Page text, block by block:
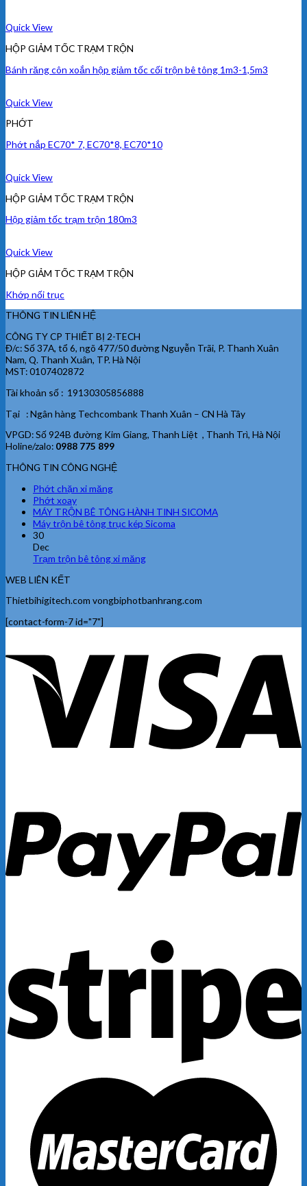
Quick View
HỘP GIẢM TỐC TRẠM TRỘN
Bánh răng côn xoắn hộp giảm tốc cối trộn bê tông 1m3-1,5m3
Quick View
PHỚT
Phớt nắp EC70* 7, EC70*8, EC70*10
Quick View
HỘP GIẢM TỐC TRẠM TRỘN
Hộp giảm tốc trạm trộn 180m3
Quick View
HỘP GIẢM TỐC TRẠM TRỘN
Khớp nối trục
THÔNG TIN LIÊN HỆ
CÔNG TY CP THIẾT BỊ 2-TECH
Đ/c: Số 37A, tổ 6, ngõ 477/50 đường Nguyễn Trãi, P. Thanh Xuân
Nam, Q. Thanh Xuân, TP. Hà Nội
MST: 0107402872
Tài khoản số : 19130305856888
Tại : Ngân hàng Techcombank Thanh Xuân – CN Hà Tây
VPGD: Số 924B đường Kim Giang, Thanh Liệt , Thanh Trì, Hà Nội
Holine/zalo: 0988 775 899
THÔNG TIN CÔNG NGHỆ
Phớt chặn xi măng
Phớt xoay
MÁY TRỘN BÊ TÔNG HÀNH TINH SICOMA
Máy trộn bê tông trục kép Sicoma
30
Dec
Trạm trộn bê tông xi măng
WEB LIÊN KẾT
Thietbihigitech.com vongbiphotbanhrang.com
[contact-form-7 id="7"]